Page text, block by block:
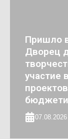
Пришло
Дворец
участие
07.08.2026